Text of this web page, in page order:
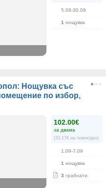
5.08-30.08
1 нощувка
Нощувка със
по избор,
102.00€
за двама
(33.17€ на човек/ден)
1.09-7.09
1 нощувка
3 грабнати